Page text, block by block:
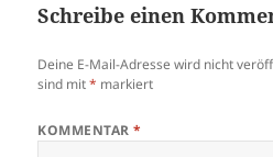
Schreibe einen
Deine E-Mail-Adresse wird nicht
sind mit* markiert
KOMMENTAR*